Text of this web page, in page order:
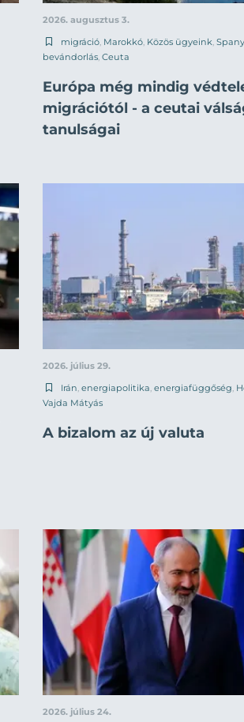
2026. augusztus 3.
migráció Marokkó Közös ügyeink
bevándorlás Ceuta
Európa még mindig
migrációtól - a ceutai
tanulságai
2026. július 29.
Irán, energiapolitika, energiafüggőség,
Vajda Mátyás
A bizalom az új valuta
2026. július 24.